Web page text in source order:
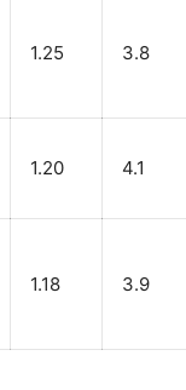
1.25 3.8
1.20 4.1
1.18 3.9